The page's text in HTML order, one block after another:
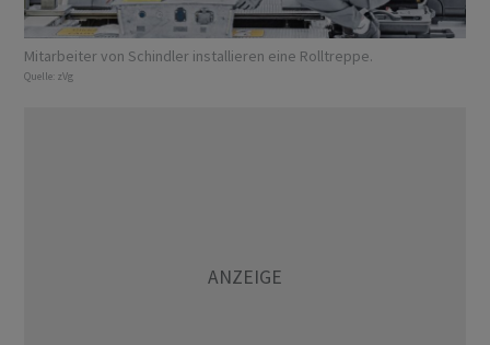
Mitarbeiter von Schindler installieren eine Rolltreppe.
Quelle: zVg